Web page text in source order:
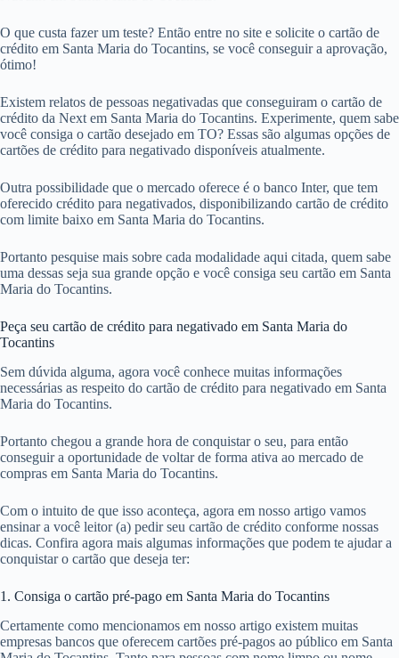
O que custa fazer um teste? Então entre no site e solicite o cartão de
crédito em Santa Maria do Tocantins, se você conseguir a aprovação,
ótimo!
Existem relatos de pessoas negativadas que conseguiram o cartão de
crédito da Next em Santa Maria do Tocantins. Experimente, quem sabe
você consiga o cartão desejado em TO? Essas são algumas opções de
cartões de crédito para negativado disponíveis atualmente.
Outra possibilidade que o mercado oferece é o banco Inter, que tem
oferecido crédito para negativados, disponibilizando cartão de crédito
com limite baixo em Santa Maria do Tocantins.
Portanto pesquise mais sobre cada modalidade aqui citada, quem sabe
uma dessas seja sua grande opção e você consiga seu cartão em Santa
Maria do Tocantins.
Peça seu cartão de crédito para negativado em Santa Maria do
Tocantins
Sem dúvida alguma, agora você conhece muitas informações
necessárias as respeito do cartão de crédito para negativado em Santa
Maria do Tocantins.
Portanto chegou a grande hora de conquistar o seu, para então
conseguir a oportunidade de voltar de forma ativa ao mercado de
compras em Santa Maria do Tocantins.
Com o intuito de que isso aconteça, agora em nosso artigo vamos
ensinar a você leitor (a) pedir seu cartão de crédito conforme nossas
dicas. Confira agora mais algumas informações que podem te ajudar a
conquistar o cartão que deseja ter:
1. Consiga o cartão pré-pago em Santa Maria do Tocantins
Certamente como mencionamos em nosso artigo existem muitas
empresas bancos que oferecem cartões pré-pagos ao público em Santa